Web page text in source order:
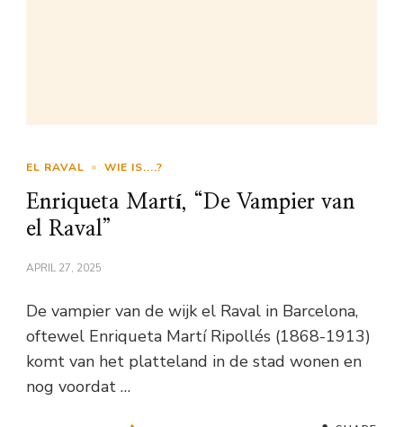
EL RAVAL WIE IS....?
Enriqueta Martí, “De Vampier van
el Raval”
APRIL 27, 2025
De vampier van de wijk el Raval in Barcelona,
oftewel Enriqueta Martí Ripollés (1868-1913)
komt van het platteland in de stad wonen en
nog voordat …